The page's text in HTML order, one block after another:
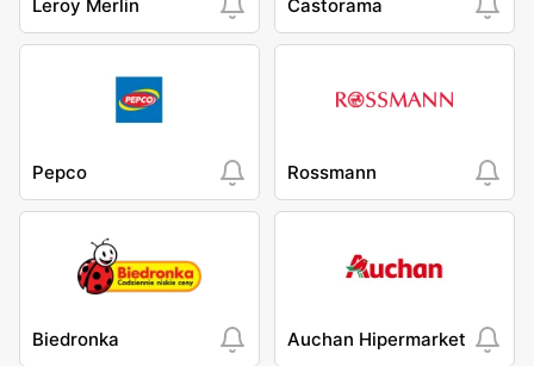
Leroy Merlin Castorama
Pepco Rossmann
Biedronka Auchan Hipermarket